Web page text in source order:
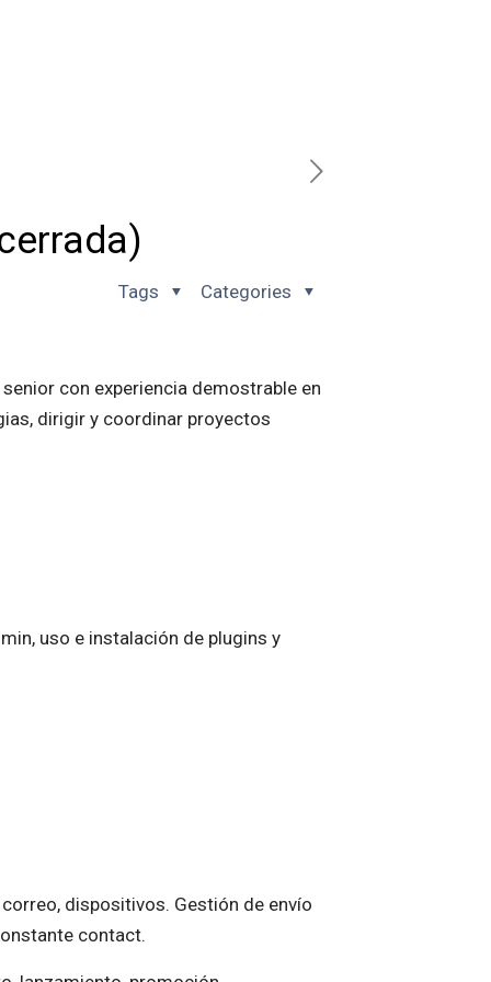
Categories
Tags
con experiencia demostrable en
dirigir y coordinar proyectos
uso e instalación de plugins y
dispositivos. Gestión de envío
contact.